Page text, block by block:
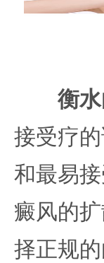
衡
接受疗
和最易
癜风的
择正规